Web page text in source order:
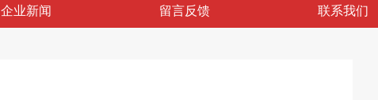
企业新闻 留言反馈 联系我们